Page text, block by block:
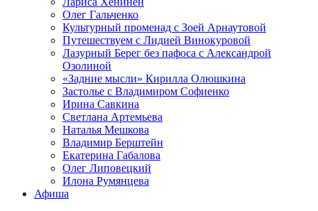
Олег Гальченко
Культурный променад с Зоей Арнаутовой
Путешествуем с Лидией Винокуровой
Лазурный Берег без пафоса с Александрой
Озолиной
«Задние мысли» Кирилла Олюшкина
Застолье с Владимиром Софиенко
Ирина Савкина
Светлана Артемьева
Наталья Мешкова
Владимир Берштейн
Екатерина Габалова
Олег Липовецкий
Илона Румянцева
Афиша